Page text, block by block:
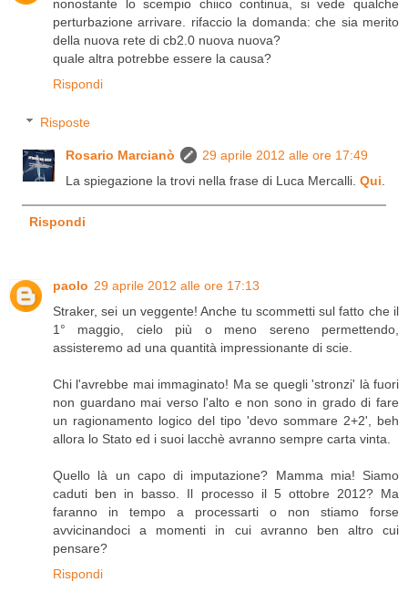
nonostante lo scempio chiico continua, si vede qualche
perturbazione arrivare. rifaccio la domanda: che sia merito
della nuova rete di cb2.0 nuova nuova?
quale altra potrebbe essere la causa?
Rispondi
Risposte
Rosario Marcianò
29 aprile 2012 alle ore 17:49
La spiegazione la trovi nella frase di Luca Mercalli.Qui
Rispondi
paolo 29 aprile 2012 alle ore 17:13
Straker, sei un veggente! Anche tu scommetti sul fatto che il
1° maggio, cielo più o meno sereno permettendo,
assisteremo ad una quantità impressionante di scie.
Chi l'avrebbe mai immaginato! Ma se quegli 'stronzi' là fuori
non guardano mai verso l'alto e non sono in grado di fare
un ragionamento logico del tipo 'devo sommare 2+2', beh
allora lo Stato ed i suoi lacchè avranno sempre carta vinta.
Quello là un capo di imputazione? Mamma mia! Siamo
caduti ben in basso. Il processo il 5 ottobre 2012? Ma
faranno in tempo a processarti o non stiamo forse
avvicinandoci a momenti in cui avranno ben altro cui
pensare?
Rispondi